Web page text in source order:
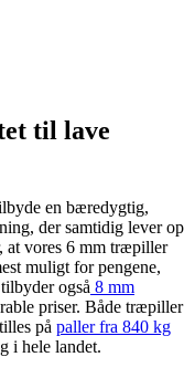
til lave
en bæredygtig,
der samtidig lever op
at vores 6 mm træpiller
muligt for pengene,
også 8 mm
priser. Både træpiller
på paller fra 840 kg
i hele landet.